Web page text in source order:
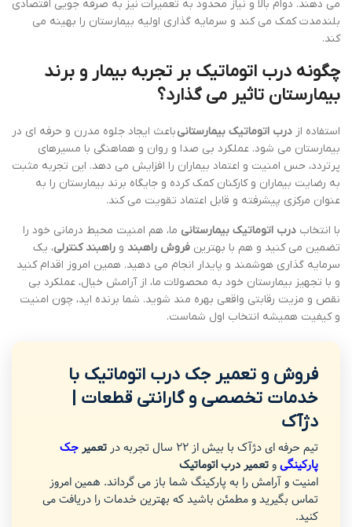
می دهند. دوام بالا و نیاز محدود به تعمیرات نیز به صرفه جویی اقتصادی
بلندمدت کمک می کند و سرمایه گذاری اولیه بیمارستان را بهینه می
کند.
چگونه درب اتوماتیک بر تجربه بیمار و برند
بیمارستان تاثیر می گذارد؟
استفاده از درب اتوماتیک بیمارستانیباعث ایجاد جلوه مدرن و حرفه ای در
بیمارستان می شود. عملکرد بی صدا و روان و هماهنگی با مسیرهای
پرتردد، حس امنیت و اعتماد بیماران را افزایش می دهد. این تجربه مثبت
به رضایت بیماران و کارکنان کمک کرده و جایگاه برند بیمارستان را به
عنوان مرکزی پیشرفته و قابل اعتماد تقویت می کند.
با انتخاب درب اتوماتیک بیمارستانی ما، هم امنیت محیط درمانی خود را
تضمین می کنید و هم با بهترین فروش راهبند و راهبند کنترلی، یک
سرمایه گذاری هوشمند و پایدار انجام می دهید. همین امروز اقدام کنید
و با تجهیز بیمارستان خود به محصولات ما، از آرامش خیال، عملکرد بی
نقص و مزیت رقابتی واقعی بهره مند شوید. شما برنده اید، چون امنیت
و کیفیت همیشه انتخاب اول شماست.
فروش و تعمیر جک درب اتوماتیک با
خدمات تخصصی و گارانتی قطعات |
دژآک
تیم حرفه ای دژآک با بیش از 22 سال تجربه در تعمیرجک
پارکینگیوتعمیر درب اتوماتیک
امنیت و آرامش را به پارکینگ شما باز می گرداند. همین امروز
تماس بگیرید و مطمئن باشید که بهترین خدمات را دریافت می
کنید.